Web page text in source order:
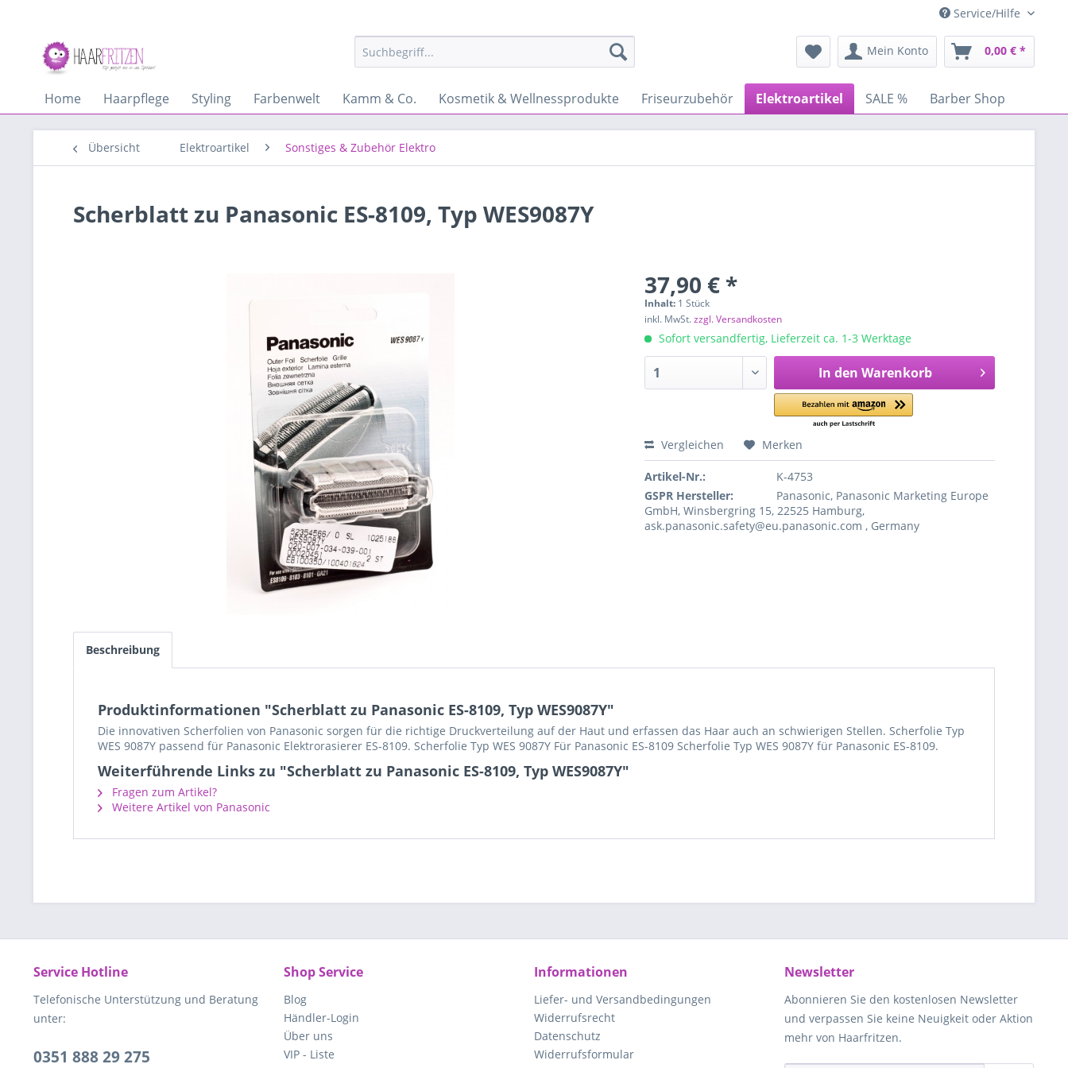
Service/Hilfe
Mein Konto 0,00 € *
Home Haarpflege Styling Farbenwelt Kamm & Co. Kosmetik & Wellnessprodukte Friseurzubehör Elektroartikel SALE % Barber Shop
Übersicht Elektroartikel Sonstiges & Zubehör Elektro
Scherblatt zu Panasonic ES-8109, Typ WES9087Y
37,90 € *
Inhalt: 1 Stück
inkl. MwSt.zzgl. Versandkosten
Sofort versandfertig, Lieferzeit ca. 1-3 Werktage
In den Warenkorb
Vergleichen Merken
Artikel-Nr.:
K-4753
GSPR Hersteller:
Panasonic, Panasonic Marketing Europe
GmbH, Winsbergring 15, 22525 Hamburg,
ask.panasonic.safety@eu.panasonic.com , Germany
Beschreibung
Produktinformationen "Scherblatt zu Panasonic ES-8109, Typ WES9087Y"
Die innovativen Scherfolien von Panasonic sorgen für die richtige Druckverteilung auf der Haut und erfassen das Haar auch an schwierigen Stellen. Scherfolie Typ
WES 9087Y passend für Panasonic Elektrorasierer ES-8109. Scherfolie Typ WES 9087Y Für Panasonic ES-8109 Scherfolie Typ WES 9087Y für Panasonic ES-8109.
Weiterführende Links zu "Scherblatt zu Panasonic ES-8109, Typ WES9087Y"
Fragen zum Artikel?
Weitere Artikel von Panasonic
Service Hotline
Telefonische Unterstützung und Beratung
unter:
0351 888 29 275
Shop Service
Blog
Händler-Login
Über uns
VIP - Liste
Informationen
Liefer- und Versandbedingungen
Widerrufsrecht
Datenschutz
Widerrufsformular
Newsletter
Abonnieren Sie den kostenlosen Newsletter
und verpassen Sie keine Neuigkeit oder Aktion
mehr von Haarfritzen.